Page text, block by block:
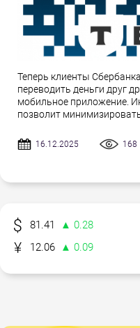
Теперь клиенты
переводить деньги друг
мобильное приложение.
позволит
16.12.2025 168
81.41 ▲ 0.28
12.06
▲ 0.09